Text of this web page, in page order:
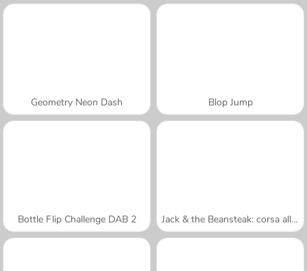
Geometry Neon Dash Blop Jump
Bottle Flip Challenge DAB 2 Jack & the Beansteak: corsa all'oro